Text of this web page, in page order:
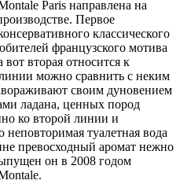
Paris направлена на
Первое
классического
французского мотива
вторая относится к
можно сравнить с неким
своим дуновением
ладана, ценных пород
ко второй линии и
неповторимая туалетная вода
превосходный аромат нежно
он в 2008 годом